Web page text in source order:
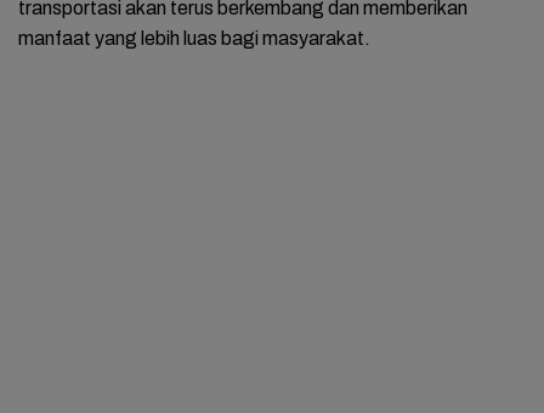
transportasi akan terus berkembang dan memberikan
manfaat yang lebih luas bagi masyarakat.